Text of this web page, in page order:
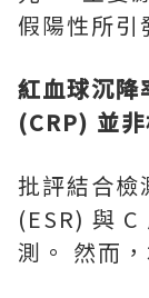
假陽性所引
紅血球沉
(CRP) 並
批評結合檢
(ESR) 與
測。 然而